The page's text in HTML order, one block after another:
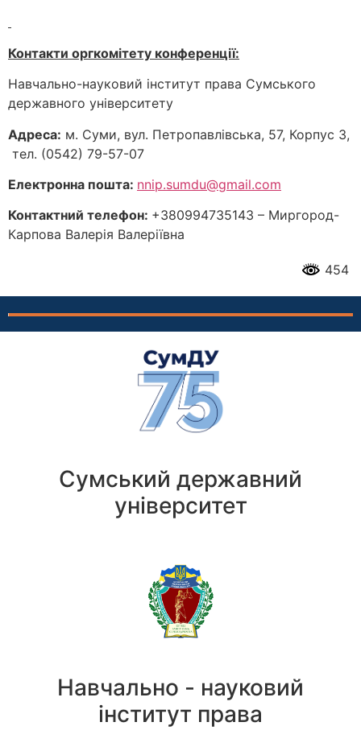
Контакти оргкомітету конференції:
Навчально-науковий інститут права Сумського
державного університету
Адреса: м. Суми, вул. Петропавлівська, 57, Корпус 3,
тел. (0542) 79-57-07
Електронна пошта: nnip.sumdu@gmail.com
Контактний телефон: +380994735143 – Миргород-
Карпова Валерія Валеріївна
454
Сумський державний
університет
Навчально - науковий
інститут права